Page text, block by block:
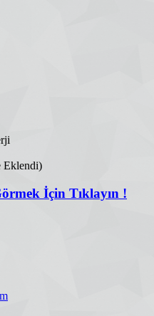
Eklendi)
İçin Tıklayın !